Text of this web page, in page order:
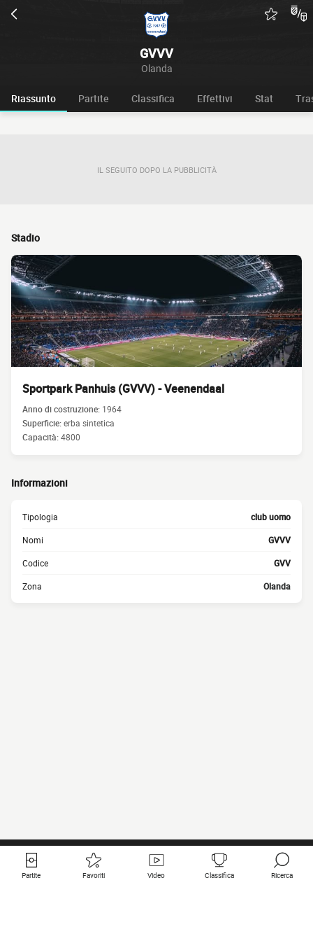
GVVV
Olanda
Riassunto Partite Classifica Effettivi Stat
IL SEGUITO DOPO LA PUBBLICITÀ
Stadio
Sportpark Panhuis (GVVV) - Veenendaal
Anno di costruzione: 1964
Superficie:erba sintetica
Capacità:4800
Informazioni
Tipologia club uomo
Nomi GVVV
Codice GVV
Zona Olanda
Partite Favoriti Video Classifica Ricerca